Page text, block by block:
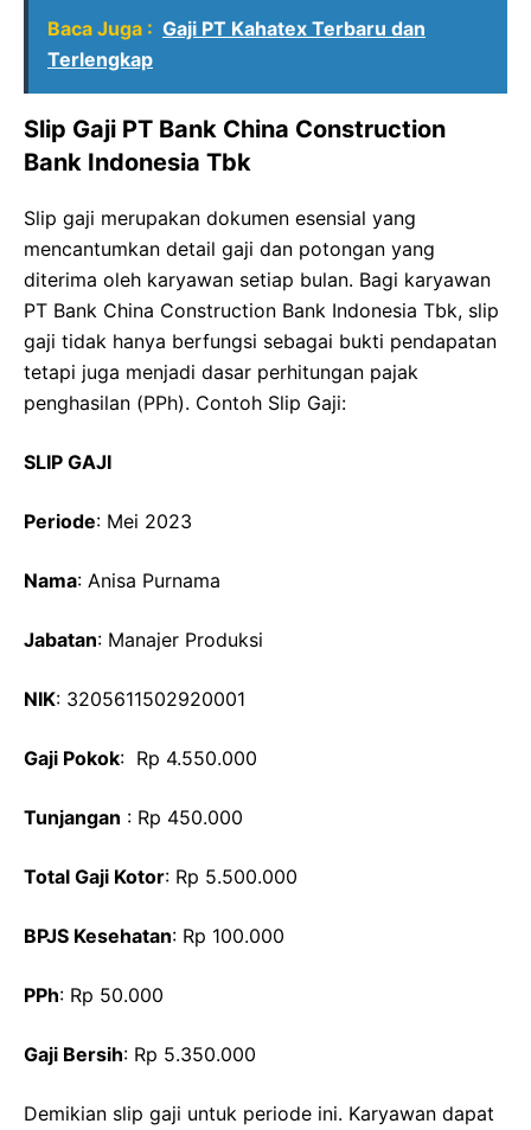
Baca Juga : Gaji PT Kahatex Terbaru dan
Terlengkap
Slip Gaji PT Bank China Construction
Bank Indonesia Tbk
Slip gaji merupakan dokumen esensial yang
mencantumkan detail gaji dan potongan yang
diterima oleh karyawan setiap bulan. Bagi karyawan
PT Bank China Construction Bank Indonesia Tbk, slip
gaji tidak hanya berfungsi sebagai bukti pendapatan
tetapi juga menjadi dasar perhitungan pajak
penghasilan (PPh). Contoh Slip Gaji:
SLIP GAJI
Periode: Mei 2023
Nama: Anisa Purnama
Jabatan: Manajer Produksi
NIK: 3205611502920001
Gaji Pokok: Rp 4.550.000
Tunjangan : Rp 450.000
Total Gaji Kotor: Rp 5.500.000
BPJS Kesehatan: Rp 100.000
PPh: Rp 50.000
Gaji Bersih: Rp 5.350.000
Demikian slip gaji untuk periode ini. Karyawan dapat